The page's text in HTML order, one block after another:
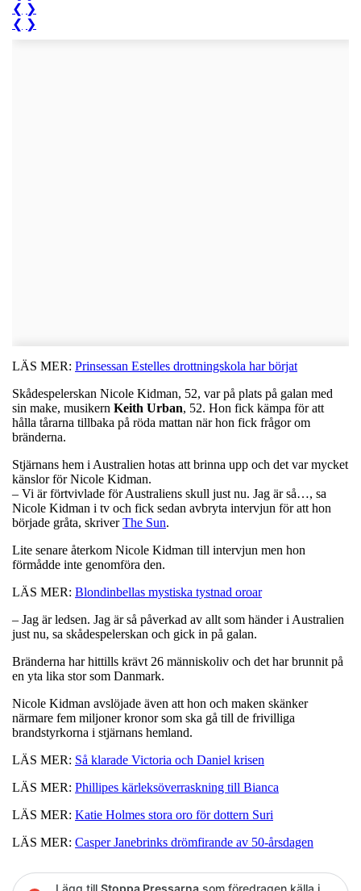
❮ ❯
❮ ❯
LÄS MER: Prinsessan Estelles drottningskola har börjat
Skådespelerskan Nicole Kidman, 52, var på plats på galan med
sin make, musikern Keith Urban, 52. Hon fick kämpa för att
hålla tårarna tillbaka på röda mattan när hon fick frågor om
bränderna.
Stjärnans hem i Australien hotas att brinna upp och det var mycket
känslor för Nicole Kidman.
– Vi är förtvivlade för Australiens skull just nu. Jag är så…, sa
Nicole Kidman i tv och fick sedan avbryta intervjun för att hon
började gråta, skriverThe Sun.
Lite senare återkom Nicole Kidman till intervjun men hon
förmådde inte genomföra den.
LÄS MER: Blondinbellas mystiska tystnad oroar
– Jag är ledsen. Jag är så påverkad av allt som händer i Australien
just nu, sa skådespelerskan och gick in på galan.
Bränderna har hittills krävt 26 människoliv och det har brunnit på
en yta lika stor som Danmark.
Nicole Kidman avslöjade även att hon och maken skänker
närmare fem miljoner kronor som ska gå till de frivilliga
brandstyrkorna i stjärnans hemland.
LÄS MER: Så klarade Victoria och Daniel krisen
LÄS MER: Phillipes kärleksöverraskning till Bianca
LÄS MER: Katie Holmes stora oro för dottern Suri
LÄS MER: Casper Janebrinks drömfirande av 50-årsdagen
Lägg till Stoppa Pressarna som föredragen källa i